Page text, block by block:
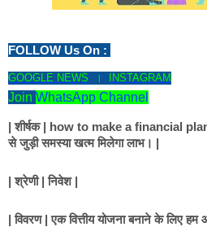
FOLLOW Us On :
GOOGLE NEWS । INSTAGRAM
Join WhatsApp Channel
| शीर्षक | how to make a financial
से जुड़ी समस्या खत्म मिलेगा लाभ। |
| श्रेणी | निवेश |
| विवरण | एक वित्तीय योजना बनाने के लिए